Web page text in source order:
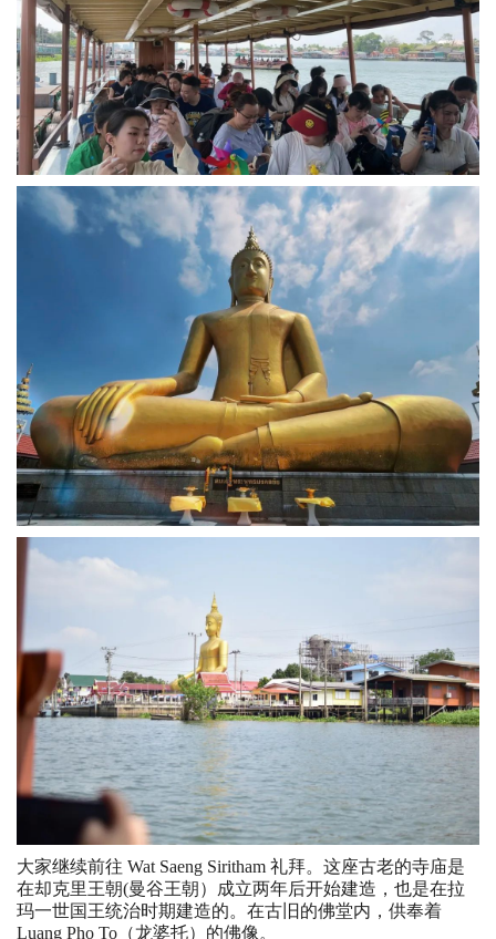
大家继续前往 Wat Saeng Siritham 礼拜。这座古老的寺庙是
在却克里王朝(曼谷王朝）成立两年后开始建造，也是在拉
玛一世国王统治时期建造的。在古旧的佛堂内，供奉着
Luang Pho To（龙婆托）的佛像。